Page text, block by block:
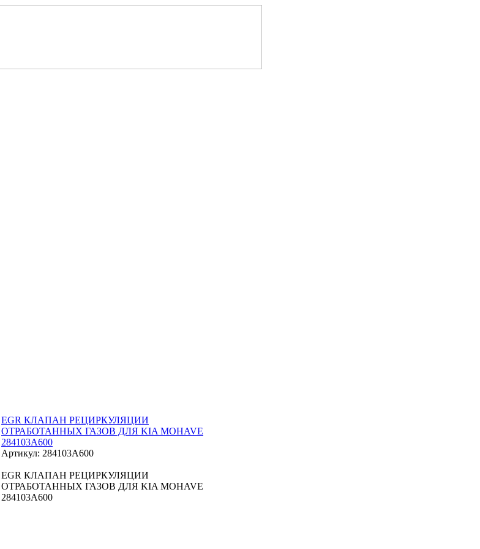
EGR КЛАПАН РЕЦИРКУЛЯЦИИ
ОТРАБОТАННЫХ ГАЗОВ ДЛЯ KIA MOHAVE
284103A600
Артикул: 284103A600
EGR КЛАПАН РЕЦИРКУЛЯЦИИ
ОТРАБОТАННЫХ ГАЗОВ ДЛЯ KIA MOHAVE
284103A600